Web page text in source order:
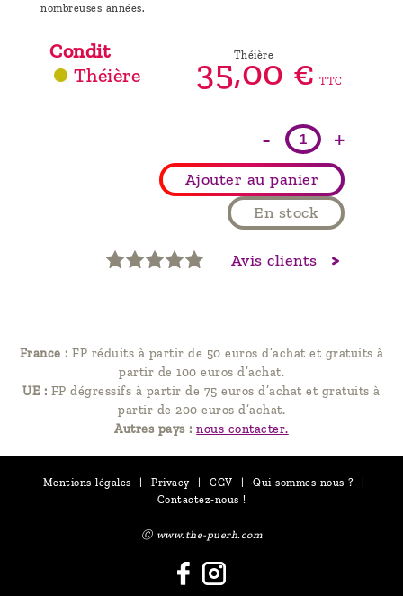
nombreuses années.
Condit
Théière
Théière
35,00 € TTC
- +
Ajouter au panier
En stock
Avis clients
France : FP réduits à partir de 50 euros d’achat et gratuits à
partir de 100 euros d’achat.
UE : FP dégressifs à partir de 75 euros d’achat et gratuits à
partir de 200 euros d’achat.
Autres pays : nous contacter.
Mentions légales | Privacy | CGV | Qui sommes-nous ?
|
Contactez-nous !
Ⓒ www.the-puerh.com